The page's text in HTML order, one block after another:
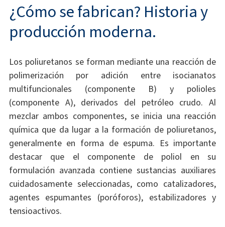
¿Cómo se fabrican? Historia y
producción moderna.
Los poliuretanos se forman mediante una reacción de
polimerización por adición entre isocianatos
multifuncionales (componente B) y polioles
(componente A), derivados del petróleo crudo. Al
mezclar ambos componentes, se inicia una reacción
química que da lugar a la formación de poliuretanos,
generalmente en forma de espuma. Es importante
destacar que el componente de poliol en su
formulación avanzada contiene sustancias auxiliares
cuidadosamente seleccionadas, como catalizadores,
agentes espumantes (poróforos), estabilizadores y
tensioactivos.